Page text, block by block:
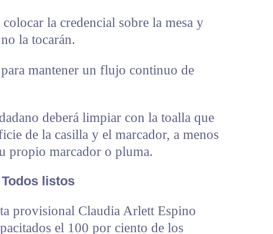
la credencial sobre la mesa y
la tocarán.
mantener un flujo continuo de
deberá limpiar con la toalla que
de la casilla y el marcador, a menos
propio marcador o pluma.
Todos listos
provisional Claudia Arlett Espino
el 100 por ciento de los